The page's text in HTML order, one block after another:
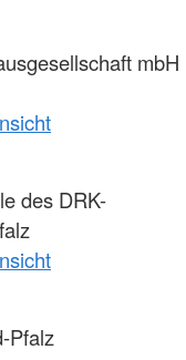
mbH
des DRK-
Pfalz